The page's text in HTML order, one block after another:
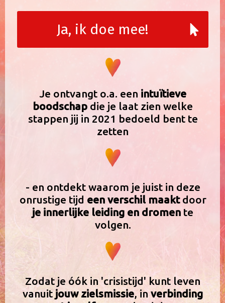
​Ja, ik ​doe mee!
Je ontvangt o.a. een intuïtieve
boodschap die je laat zien welke
stappen jij in 2021 bedoeld bent te
zetten
- en ontdekt waarom je juist in deze
onrustige tijd een verschil maakt door
je innerlijke leiding en dromen te
volgen.
​Zodat je óók ​in 'crisistijd' kunt leven
vanuitjouw zielsmissie, in verbinding